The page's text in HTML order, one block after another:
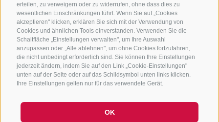
erteilen, zu verweigern oder zu widerrufen, ohne dass dies zu
wesentlichen Einschränkungen führt. Wenn Sie auf „Cookies
akzeptieren" klicken, erklären Sie sich mit der Verwendung von
Cookies und ähnlichen Tools einverstanden. Verwenden Sie die
Schaltfläche „Einstellungen verwalten", um Ihre Auswahl
anzupassen oder „Alle ablehnen", um ohne Cookies fortzufahren,
die nicht unbedingt erforderlich sind. Sie können Ihre Einstellungen
jederzeit ändern, indem Sie auf den Link „Cookie-Einstellungen"
unten auf der Seite oder auf das Schildsymbol unten links klicken.
Ihre Einstellungen gelten nur für das verwendete Gerät.
OK
Bleib am Laufenden
Newsletter Anmelden